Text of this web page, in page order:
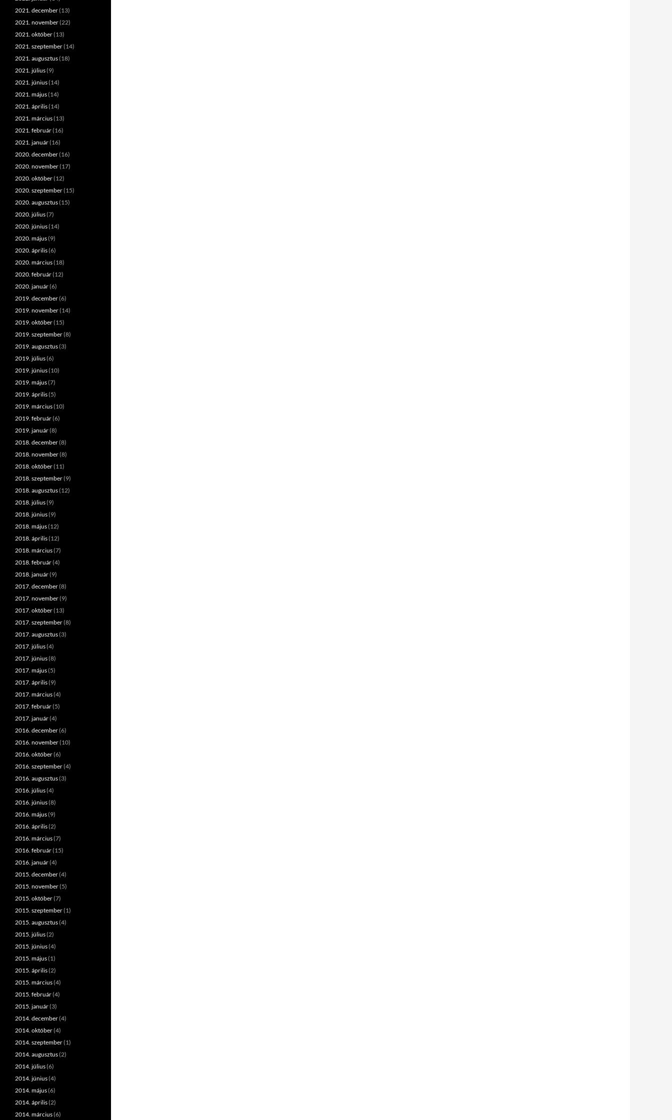
2021. december(13)
2021. november(22)
2021. október(13)
2021. szeptember(14)
2021. augusztus(18)
2021. július(9)
2021. június(14)
2021. május(14)
2021. április(14)
2021. március(13)
2021. február(16)
2021. január(16)
2020. december(16)
2020. november(17)
2020. október(12)
2020. szeptember(15)
2020. augusztus(15)
2020. július(7)
2020. június(14)
2020. május(9)
2020. április(6)
2020. március(18)
2020. február(12)
2020. január(6)
2019. december(6)
2019. november(14)
2019. október(15)
2019. szeptember(8)
2019. augusztus(3)
2019. július(6)
2019. június(10)
2019. május(7)
2019. április(5)
2019. március(10)
2019. február(6)
2019. január(8)
2018. december(8)
2018. november(8)
2018. október(11)
2018. szeptember(9)
2018. augusztus(12)
2018. július(9)
2018. június(9)
2018. május(12)
2018. április(12)
2018. március(7)
2018. február(4)
2018. január(9)
2017. december(8)
2017. november(9)
2017. október(13)
2017. szeptember(8)
2017. augusztus(3)
2017. július(4)
2017. június(8)
2017. május(5)
2017. április(9)
2017. március(4)
2017. február(5)
2017. január(4)
2016. december(6)
2016. november(10)
2016. október(6)
2016. szeptember(4)
2016. augusztus(3)
2016. július(4)
2016. június(8)
2016. május(9)
2016. április(2)
2016. március(7)
2016. február(15)
2016. január(4)
2015. december(4)
2015. november(5)
2015. október(7)
2015. szeptember(1)
2015. augusztus(4)
2015. július(2)
2015. június(4)
2015. május(1)
2015. április(2)
2015. március(4)
2015. február(4)
2015. január(3)
2014. december(4)
2014. október(4)
2014. szeptember(1)
2014. augusztus(2)
2014. július(6)
2014. június(4)
2014. május(6)
2014. április(2)
2014. március(6)